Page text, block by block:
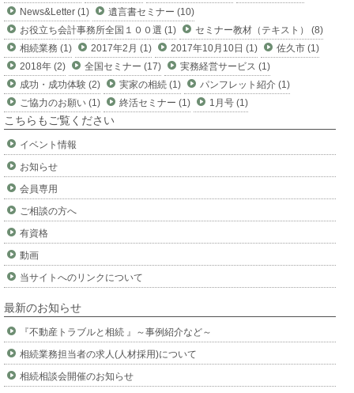
News&Letter (1)
遺言書セミナー (10)
お役立ち会計事務所全国１００選 (1)
セミナー教材（テキスト） (8)
相続業務 (1)
2017年2月 (1) 2017年10月10日 (1)
佐久市 (1)
2018年 (2)
全国セミナー (17)
実務経営サービス (1)
成功・成功体験 (2)
実家の相続 (1)
パンフレット紹介 (1)
ご協力のお願い (1)
終活セミナー (1) 1月号 (1)
こちらもご覧ください
イベント情報
お知らせ
会員専用
ご相談の方へ
有資格
動画
当サイトへのリンクについて
最新のお知らせ
『不動産トラブルと相続 』～事例紹介など～
相続業務担当者の求人(人材採用)について
相続相談会開催のお知らせ